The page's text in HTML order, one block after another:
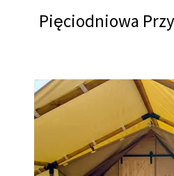
Pięciodniowa